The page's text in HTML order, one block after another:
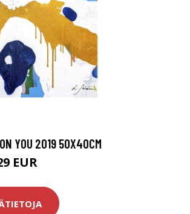
YOU 2019 50X40CM
EUR